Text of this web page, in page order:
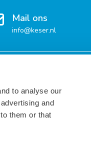
to analyse our
and
them or that
Mail ons
info@keser.nl
Inspiratie voor organisaties
Diensten en werkwijze